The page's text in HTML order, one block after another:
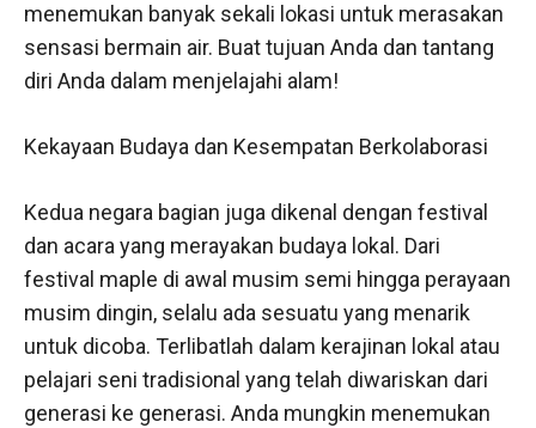
menemukan banyak sekali lokasi untuk merasakan
sensasi bermain air. Buat tujuan Anda dan tantang
diri Anda dalam menjelajahi alam!
Kekayaan Budaya dan Kesempatan Berkolaborasi
Kedua negara bagian juga dikenal dengan festival
dan acara yang merayakan budaya lokal. Dari
festival maple di awal musim semi hingga perayaan
musim dingin, selalu ada sesuatu yang menarik
untuk dicoba. Terlibatlah dalam kerajinan lokal atau
pelajari seni tradisional yang telah diwariskan dari
generasi ke generasi. Anda mungkin menemukan